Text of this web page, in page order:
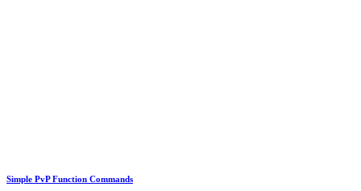
Simple PvP Function Commands